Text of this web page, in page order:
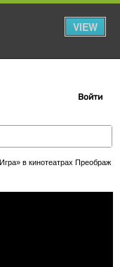
VIEW
Войти
Преображения. Купить билеты!